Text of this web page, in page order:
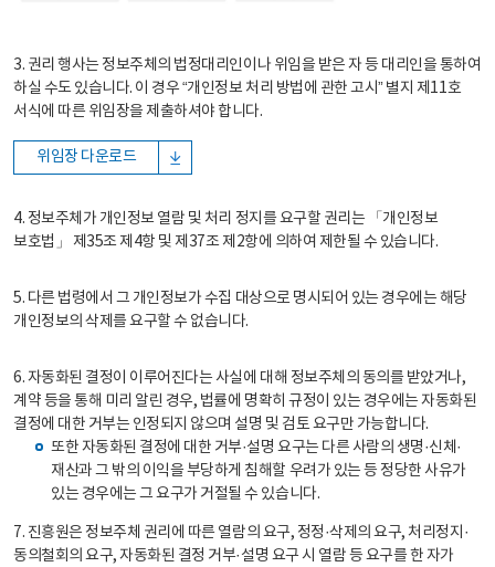
3. 권리 행사는 정보주체의 법정대리인이나 위임을 받은 자 등 대리인을 통하여
하실 수도 있습니다. 이 경우 “개인정보 처리 방법에 관한 고시” 별지 제11호
서식에 따른 위임장을 제출하셔야 합니다.
위임장 다운로드
4. 정보주체가 개인정보 열람 및 처리 정지를 요구할 권리는 「개인정보
보호법」 제35조 제4항 및 제37조 제2항에 의하여 제한될 수 있습니다.
5. 다른 법령에서 그 개인정보가 수집 대상으로 명시되어 있는 경우에는 해당
개인정보의 삭제를 요구할 수 없습니다.
6. 자동화된 결정이 이루어진다는 사실에 대해 정보주체의 동의를 받았거나,
계약 등을 통해 미리 알린 경우, 법률에 명확히 규정이 있는 경우에는 자동화된
결정에 대한 거부는 인정되지 않으며 설명 및 검토 요구만 가능합니다.
또한 자동화된 결정에 대한 거부·설명 요구는 다른 사람의 생명·신체·
재산과 그 밖의 이익을 부당하게 침해할 우려가 있는 등 정당한 사유가
있는 경우에는 그 요구가 거절될 수 있습니다.
7. 진흥원은 정보주체 권리에 따른 열람의 요구, 정정·삭제의 요구, 처리정지·
동의철회의 요구, 자동화된 결정 거부·설명 요구 시 열람 등 요구를 한 자가